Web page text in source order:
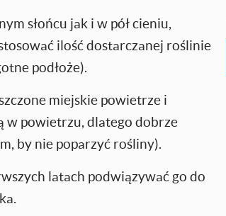
słońcu jak i w pół cieniu,
ilość dostarczanej roślinie
podłoże).
miejskie powietrze i
w powietrzu, dlatego dobrze
by nie poparzyć rośliny).
latach podwiązywać go do